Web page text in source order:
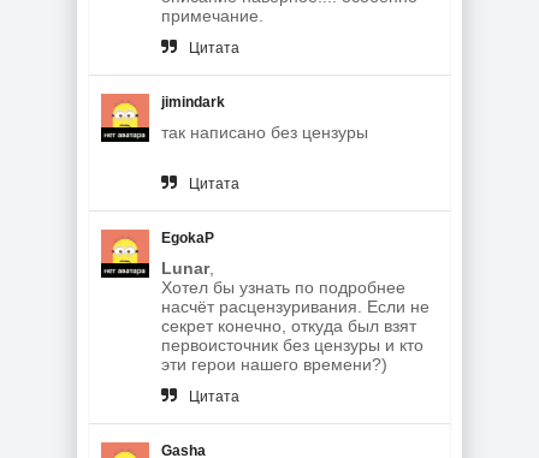
примечание.
Цитата
jimindark
так написано без цензуры
Цитата
EgokaP
Lunar,
Хотел бы узнать по подробнее
насчёт расцензуривания. Если не
секрет конечно, откуда был взят
первоисточник без цензуры и кто
эти герои нашего времени?)
Цитата
Gasha